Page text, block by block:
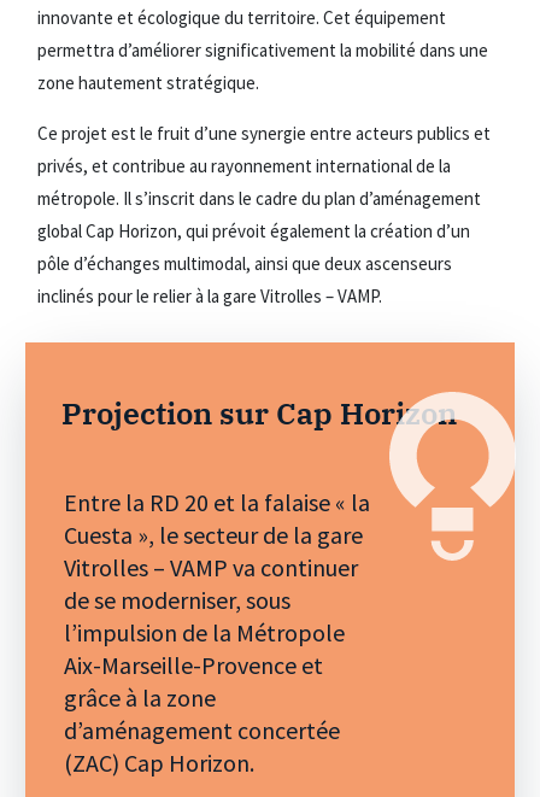
innovante et écologique du territoire. Cet équipement
permettra d’améliorer significativement la mobilité dans une
zone hautement stratégique.
Ce projet est le fruit d’une synergie entre acteurs publics et
privés, et contribue au rayonnement international de la
métropole. Il s’inscrit dans le cadre du plan d’aménagement
global Cap Horizon, qui prévoit également la création d’un
pôle d’échanges multimodal, ainsi que deux ascenseurs
inclinés pour le relier à la gare Vitrolles – VAMP.
Projection sur Cap Horizon
Entre la RD 20 et la falaise « la
Cuesta », le secteur de la gare
Vitrolles – VAMP va continuer
de se moderniser, sous
l’impulsion de la Métropole
Aix-Marseille-Provence et
grâce à la zone
d’aménagement concertée
(ZAC) Cap Horizon.